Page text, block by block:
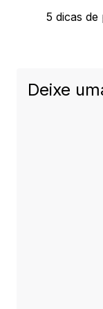
5 dicas
Deixe